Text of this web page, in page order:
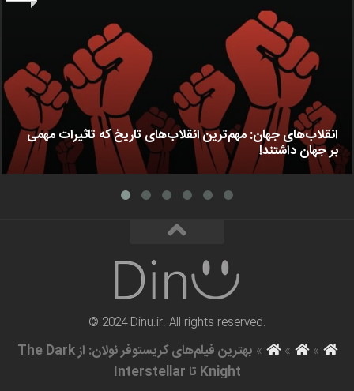
انقلاب‌های جهان: مهم‌ترین انقلاب‌های تاریخ که تاثیرات مهمی
بر جهان داشتند!
© 2024 Dinu.ir. All rights reserved.
»
»
»
بهترین فیلم‌های کریستوفر نولان: از The Dark
Knight تا Interstellar